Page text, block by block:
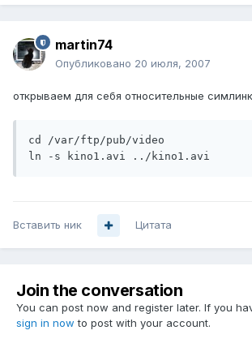
martin74
Опубликовано 20 июля, 2007
открываем для себя относительные
cd /var/ftp/pub/video
ln -s kino1.avi ../kino1.avi
Вставить ник Цитата
Join the conversation
You can post now and register later. If you
sign in now to post with your account.